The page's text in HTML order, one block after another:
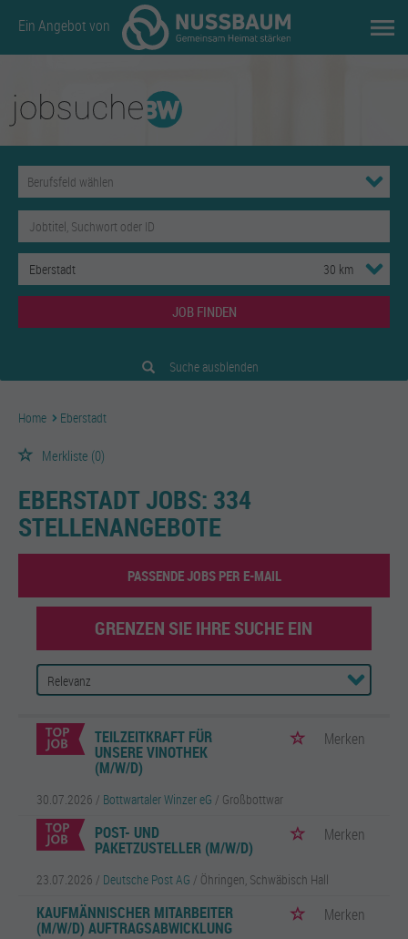
Ein Angebot von
JOB FINDEN
Suche ausblenden
Home Eberstadt
Merkliste (0)
EBERSTADT JOBS: 334
STELLENANGEBOTE
PASSENDE JOBS PER E-MAIL
GRENZEN SIE IHRE SUCHE EIN
TEILZEITKRAFT FÜR
UNSERE VINOTHEK
(M/W/D)
Merken
30.07.2026 / Bottwartaler Winzer eG / Großbottwar
POST- UND
PAKETZUSTELLER (M/W/D)
Merken
23.07.2026 / Deutsche Post AG / Öhringen, Schwäbisch Hall
KAUFMÄNNISCHER MITARBEITER
(M/W/D) AUFTRAGSABWICKLUNG
Merken